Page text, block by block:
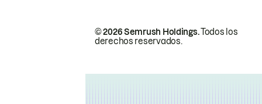
© 2026 Semrush Holdings.Todos los
derechos reservados.